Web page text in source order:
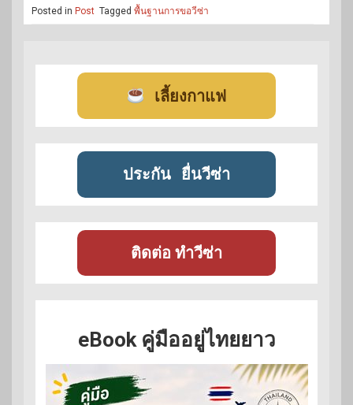
Posted in Post Tagged พื้นฐานการขอวีซ่า
เลี้ยงกาแฟ
ประกัน ยื่นวีซ่า
ติดต่อ ทำวีซ่า
eBook คู่มืออยู่ไทยยาว